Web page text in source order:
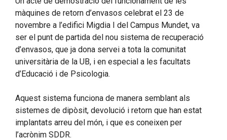
màquines de retorn d’envasos celebrat el 23 de
novembre a l’edifici Migdia I del Campus Mundet, va
ser el punt de partida del nou sistema de recuperació
d’envasos, que ja dona servei a tota la comunitat
universitària de la UB, i en especial a les facultats
d’Educació i de Psicologia.
Aquest sistema funciona de manera semblant als
sistemes de dipòsit, devolució i retorn que han estat
implantats arreu del món, i que es coneixen per
l’acrònim SDDR.